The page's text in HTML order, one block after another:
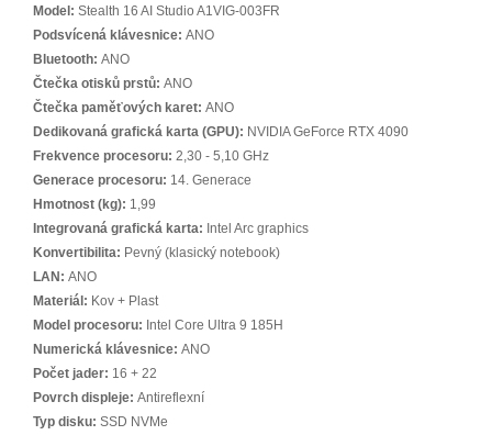
Model: Stealth 16 AI Studio A1VIG-003FR
Podsvícená klávesnice: ANO
Bluetooth: ANO
Čtečka otisků prstů: ANO
Čtečka paměťových karet: ANO
Dedikovaná grafická karta (GPU): NVIDIA GeForce RTX 4090
Frekvence procesoru: 2,30 - 5,10 GHz
Generace procesoru: 14. Generace
Hmotnost (kg): 1,99
Integrovaná grafická karta: Intel Arc graphics
Konvertibilita: Pevný (klasický notebook)
LAN: ANO
Materiál: Kov + Plast
Model procesoru: Intel Core Ultra 9 185H
Numerická klávesnice: ANO
Počet jader: 16 + 22
Povrch displeje: Antireflexní
Typ disku: SSD NVMe